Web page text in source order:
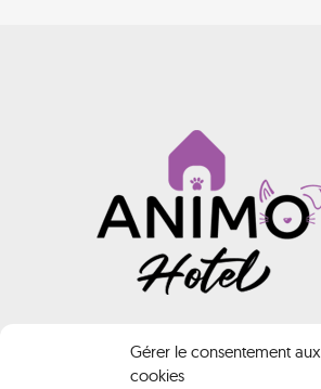
Gérer le consentement aux
cookies